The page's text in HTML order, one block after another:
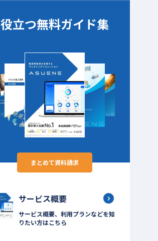
役立つ無料ガイド集​​
まとめて資料請求
サービス概要
サービス概要、利用プランなどを知
りたい方はこちら